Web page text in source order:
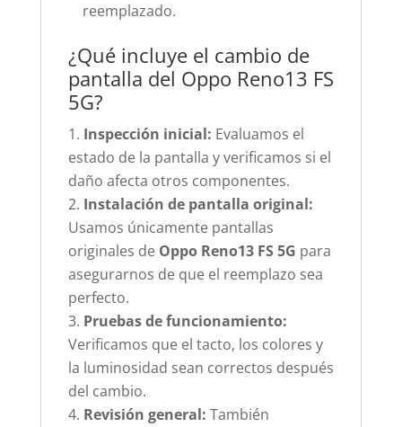
reemplazado.
¿Qué incluye el cambio de
pantalla del Oppo Reno13 FS
5G?
Inspección inicial: Evaluamos el
estado de la pantalla y verificamos si el
daño afecta otros componentes.
Instalación de pantalla original:
Usamos únicamente pantallas
originales de Oppo Reno13 FS 5G para
asegurarnos de que el reemplazo sea
perfecto.
Pruebas de funcionamiento:
Verificamos que el tacto, los colores y
la luminosidad sean correctos después
del cambio.
Revisión general: También